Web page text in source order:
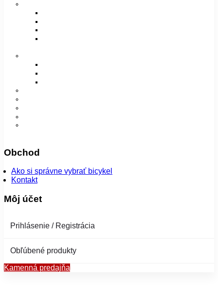
Obchod
Ako si správne vybrať bicykel
Kontakt
Môj účet
Prihlásenie / Registrácia
Obľúbené produkty
Kamenná predajňa